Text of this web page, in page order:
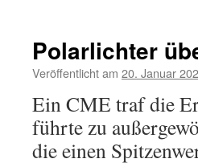
Polarlichter
Veröffentlicht am 20. Januar
Ein CME traf die
führte zu
die einen